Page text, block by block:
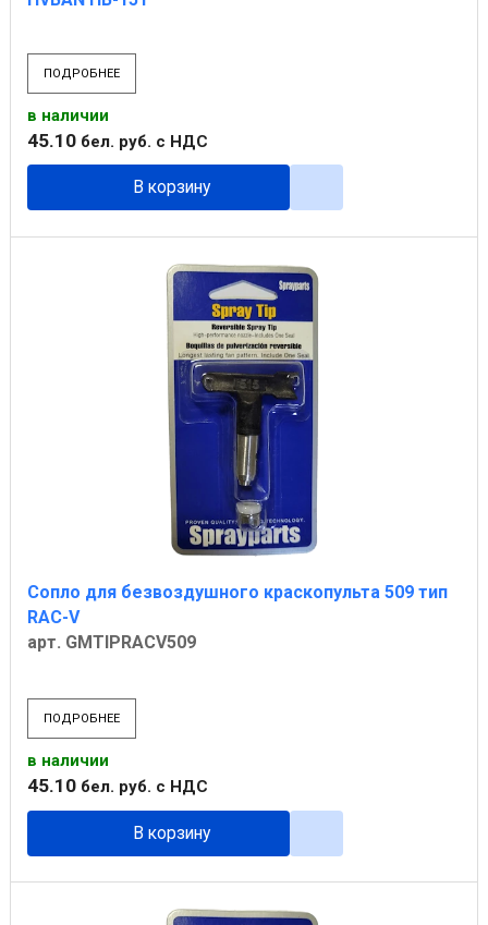
ПОДРОБНЕЕ
в наличии
45.10 бел. руб. с НДС
В корзину
Сопло для безвоздушного краскопульта 509 тип
RAC-V
арт. GMTIPRACV509
ПОДРОБНЕЕ
в наличии
45.10 бел. руб. с НДС
В корзину